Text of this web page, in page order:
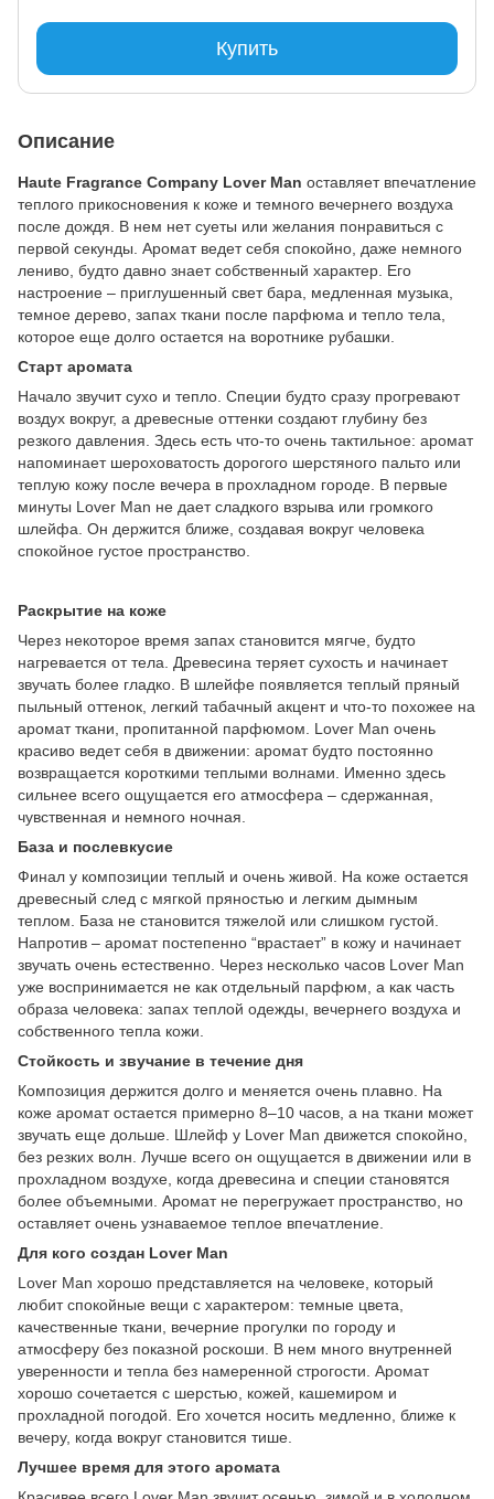
Купить
Описание
Haute Fragrance Company Lover Man оставляет впечатление
теплого прикосновения к коже и темного вечернего воздуха
после дождя. В нем нет суеты или желания понравиться с
первой секунды. Аромат ведет себя спокойно, даже немного
лениво, будто давно знает собственный характер. Его
настроение – приглушенный свет бара, медленная музыка,
темное дерево, запах ткани после парфюма и тепло тела,
которое еще долго остается на воротнике рубашки.
Старт аромата
Начало звучит сухо и тепло. Специи будто сразу прогревают
воздух вокруг, а древесные оттенки создают глубину без
резкого давления. Здесь есть что-то очень тактильное: аромат
напоминает шероховатость дорогого шерстяного пальто или
теплую кожу после вечера в прохладном городе. В первые
минуты Lover Man не дает сладкого взрыва или громкого
шлейфа. Он держится ближе, создавая вокруг человека
спокойное густое пространство.
Раскрытие на коже
Через некоторое время запах становится мягче, будто
нагревается от тела. Древесина теряет сухость и начинает
звучать более гладко. В шлейфе появляется теплый пряный
пыльный оттенок, легкий табачный акцент и что-то похожее на
аромат ткани, пропитанной парфюмом. Lover Man очень
красиво ведет себя в движении: аромат будто постоянно
возвращается короткими теплыми волнами. Именно здесь
сильнее всего ощущается его атмосфера – сдержанная,
чувственная и немного ночная.
База и послевкусие
Финал у композиции теплый и очень живой. На коже остается
древесный след с мягкой пряностью и легким дымным
теплом. База не становится тяжелой или слишком густой.
Напротив – аромат постепенно “врастает” в кожу и начинает
звучать очень естественно. Через несколько часов Lover Man
уже воспринимается не как отдельный парфюм, а как часть
образа человека: запах теплой одежды, вечернего воздуха и
собственного тепла кожи.
Стойкость и звучание в течение дня
Композиция держится долго и меняется очень плавно. На
коже аромат остается примерно 8–10 часов, а на ткани может
звучать еще дольше. Шлейф у Lover Man движется спокойно,
без резких волн. Лучше всего он ощущается в движении или в
прохладном воздухе, когда древесина и специи становятся
более объемными. Аромат не перегружает пространство, но
оставляет очень узнаваемое теплое впечатление.
Для кого создан Lover Man
Lover Man хорошо представляется на человеке, который
любит спокойные вещи с характером: темные цвета,
качественные ткани, вечерние прогулки по городу и
атмосферу без показной роскоши. В нем много внутренней
уверенности и тепла без намеренной строгости. Аромат
хорошо сочетается с шерстью, кожей, кашемиром и
прохладной погодой. Его хочется носить медленно, ближе к
вечеру, когда вокруг становится тише.
Лучшее время для этого аромата